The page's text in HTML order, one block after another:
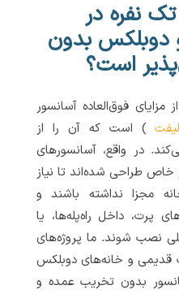
نفره در
دوبلکس بدون
است؟
فوق‌العاده آسانسور
) است که آن را از
در واقع، آسانسورهای
طراحی شده‌اند تا نیاز
مجزا نداشته باشند و
پرت، داخل راه‌پله‌ها، یا
نصب شوند. ما پروژه‌های
قدیمی و خانه‌های دوبلکس
بدون تخریب عمده و